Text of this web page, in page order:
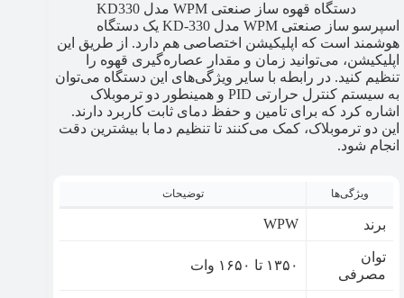
دستگاه قهوه ساز صنعتی WPM مدل KD330
اسپرسو ساز صنعتی WPM مدل KD-330 یک دستگاه
هوشمند است که اپلیکیشن اختصاصی هم دارد. از طریق این
اپلیکیشن، می‌توانید زمان و مقدار عصاره‌گیری قهوه را
تنظیم کنید. در رابطه با سایر ویژگی‌های این دستگاه می‌توان
به سیستم کنترل حرارتی PID و همینطور دو ترموبلاک
اشاره کرد که برای تامین و حفظ دمای ثابت کاربرد دارند.
این دو ترموبلاک، کمک می‌کنند تا تنظیم دما با بیشترین دقت
انجام شود.
ویژگی‌ها توضیحات
برند WPW
توان
مصرفی
۱۳۵۰ تا ۱۶۵۰ وات